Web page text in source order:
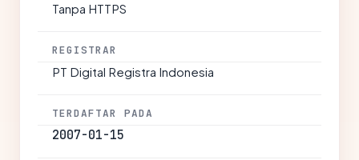
Tanpa HTTPS
REGISTRAR
PT Digital Registra Indonesia
TERDAFTAR PADA
2007-01-15